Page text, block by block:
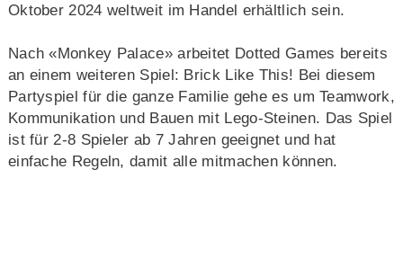
Oktober 2024 weltweit im Handel erhältlich sein.
Nach «Monkey Palace» arbeitet Dotted Games bereits
an einem weiteren Spiel: Brick Like This! Bei diesem
Partyspiel für die ganze Familie gehe es um Teamwork,
Kommunikation und Bauen mit Lego-Steinen. Das Spiel
ist für 2-8 Spieler ab 7 Jahren geeignet und hat
einfache Regeln, damit alle mitmachen können.